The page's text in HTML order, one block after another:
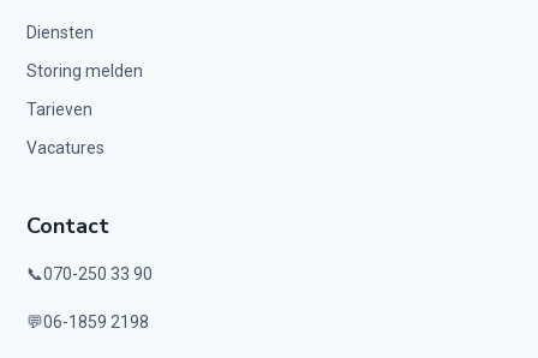
Diensten
Storing melden
Tarieven
Vacatures
Contact
📞070-250 33 90
💬06-1859 2198